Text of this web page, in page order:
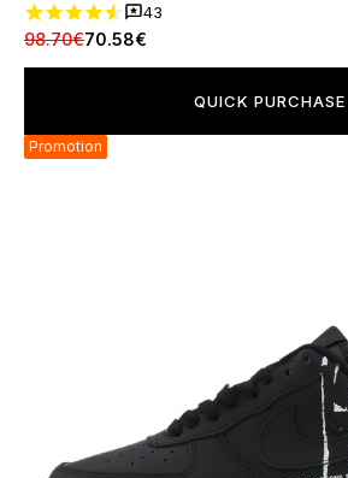
43
98.70€70.58€
QUICK PURCHASE
Promotion